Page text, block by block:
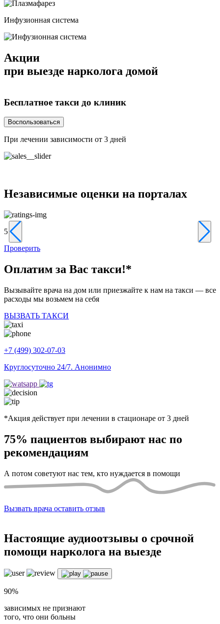
Инфузионная система
Акции
при выезде нарколога домой
Бесплатное такси до клиник
Воспользоваться
При лечении зависимости от 3 дней
Независимые оценки на порталах
5
Проверить
Оплатим за Вас такси!*
Вызывайте врача на дом или приезжайте к нам на такси — все
расходы мы возьмем на себя
ВЫЗВАТЬ ТАКСИ
+7 (499) 302-07-03
Круглосуточно 24/7. Анонимно
*Акция действует при лечении в стационаре от 3 дней
75% пациентов выбирают нас по
рекомендациям
А потом советуют нас тем, кто нуждается в помощи
Вызвать врача оставить отзыв
Настоящие аудиоотзывы о срочной
помощи нарколога на выезде
90%
зависимых не признают
того, что они больны